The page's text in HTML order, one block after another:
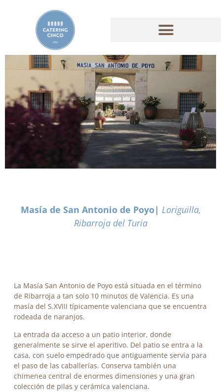
Masía de San Antonio de Poyo| Loriguilla,
Ribarroja del Turia
La Masía San Antonio de Poyo está situada en el término
de Ribarroja a tan solo 10 minutos de Valencia. Es una
masía del S.XVIII típicamente valenciana que se encuentra
rodeada de naranjos.
La entrada da acceso a un patio interior, donde
generalmente se sirve el aperitivo. Del patio se entra a la
casa, con suelo empedrado que antiguamente servía para
el paso de las caballerías. Conserva también una
chimenea central de enormes dimensiones y una gran
colección de pilas y cerámica valenciana.